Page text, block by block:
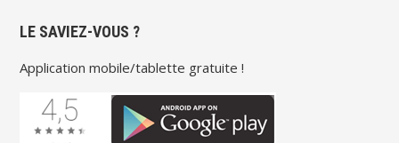
LE SAVIEZ-VOUS ?
Application mobile/tablette gratuite !